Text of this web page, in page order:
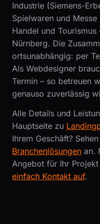
Industrie (Siemens-
Spielwaren und
Handel und
Nürnberg. Die
ortsunabhängig: per
Als Webdesigner
Termin – so betreuen
genauso zuverlässig
Alle Details und
Hauptseite zu
Ihrem Geschäft?
Branchenlösungen an.
Angebot für Ihr
einfach Kontakt auf.